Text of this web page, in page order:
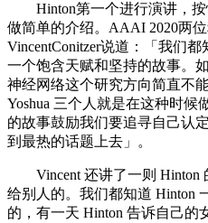
Hinton第一个进行演讲，按
做简单的介绍。AAAI 2020两
VincentConitzer说道：「我们
一个饱含天赋和坚持的故事。
神经网络这个研究方向简直不能
Yoshua 三个人就是在这种时候
的故事鼓励我们要追寻自己认
到最热的话题上去」。
Vincent 还讲了一则 Hinton
给别人的。我们都知道 Hinton
的，有一天 Hinton 告诉自己的